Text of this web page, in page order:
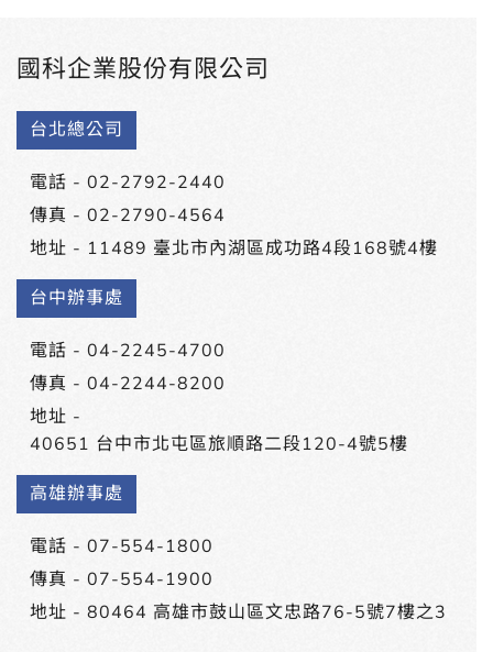
國科企業股份有限公司
台北總公司
電話 - 02-2792-2440
傳真 - 02-2790-4564
地址 - 11489 臺北市內湖區成功路4段168號4樓
台中辦事處
電話 - 04-2245-4700
傳真 - 04-2244-8200
地址 -
40651 台中市北屯區旅順路二段120-4號5樓
高雄辦事處
電話 - 07-554-1800
傳真 - 07-554-1900
地址 - 80464 高雄市鼓山區文忠路76-5號7樓之3